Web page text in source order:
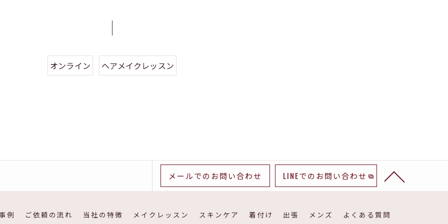
オンライン ヘアメイクレッスン
メールでのお問い合わせ LINEでのお問い合わせ
例 ご依頼の流れ 当社の特徴 メイクレッスン スキンケア 着付け 出張 メンズ よくある質問